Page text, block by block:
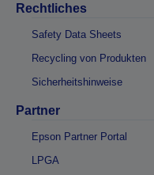
Rechtliches
Safety Data Sheets
Recycling von Produkten
Sicherheitshinweise
Partner
Epson Partner Portal
LPGA